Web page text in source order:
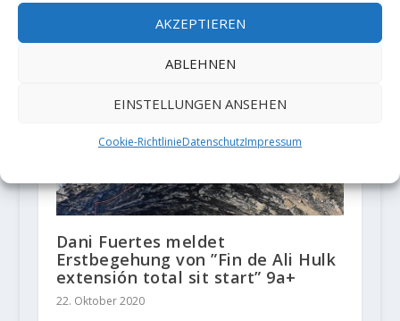
AKZEPTIEREN
ABLEHNEN
EINSTELLUNGEN ANSEHEN
Cookie-RichtlinieDatenschutzImpressum
Dani Fuertes meldet
Erstbegehung von ”Fin de Ali Hulk
extensión total sit start” 9a+
22. Oktober 2020